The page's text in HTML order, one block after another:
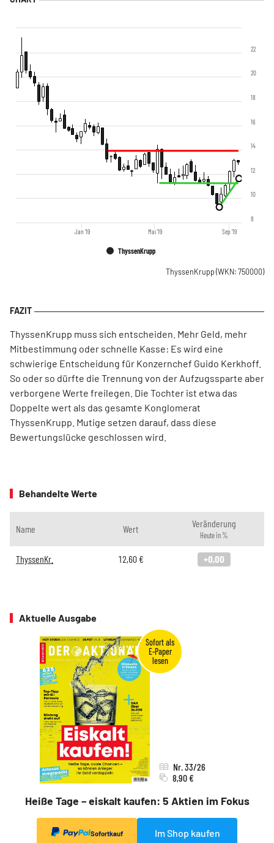
ThyssenKrupp
Jan '19 Mai '19 Sep '19
8
10
12
14
16
18
20
22
ThyssenKrupp (WKN: 750000)
ThyssenKrupp muss sich entscheiden. Mehr Geld, mehr
Mitbestimmung oder schnelle Kasse: Es wird eine
schwierige Entscheidung für Konzernchef Guido Kerkhoff.
So oder so dürfte die Trennung von der Aufzugssparte aber
verborgene Werte freilegen. Die Tochter ist etwa das
Doppelte wert als das gesamte Konglomerat
ThyssenKrupp. Mutige setzen darauf, dass diese
Bewertungslücke geschlossen wird.
Behandelte Werte
Name Wert Veränderung
Heute in %
ThyssenKr. 12,60€ +0,00
Aktuelle Ausgabe
Heiße Tage – eiskalt kaufen: 5 Aktien im Fokus
Nr. 33/26
8,90 €
Sofortkauf Im Shop kaufen